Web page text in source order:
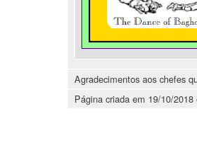
Agradecimentos aos chefes
Página criada em 19/10/